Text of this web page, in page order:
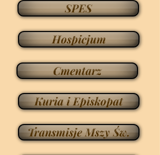
SPES
Hospicjum
Cmentarz
Kuria i Episkopat
Transmisje Mszy Św.